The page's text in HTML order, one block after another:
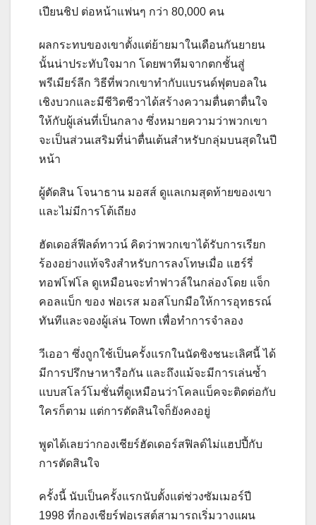
เปียนชิป ต่อหน้าแฟนๆ กว่า 80,000 คน
ผลกระทบของเขาตั้งแต่ย้ายมาในเดือนกันยายน
นั้นน่าประทับใจมาก โดยพาทีมจากตกชั้นสู่
พรีเมียร์ลีก วิธีที่พวกเขาทำกับแบรนด์ฟุตบอลใน
เชิงบวกและมีชีวิตชีวาได้สร้างความตื่นตาตื่นใจ
ให้กับผู้เล่นที่เป็นกลาง ซึ่งหมายความว่าพวกเขา
จะเป็นส่วนเสริมที่น่าตื่นเต้นสำหรับกลุ่มบนสุดในปี
หน้า
ผู้ตัดสิน โจนาธาน มอสส์ ดูแลเกมสุดท้ายของเขา
และไม่มีการโต้เถียง
ฮัดเดอส์ฟีลด์ทาวน์ คิดว่าพวกเขาได้รับการเรียก
ร้องอย่างแท้จริงสำหรับการลงโทษเมื่อ แฮร์รี่
ทอฟโฟโล ดูเหมือนจะทำฟาวล์ในกล่องโดย แจ็ก
คอลแบ็ก ของ ฟอเรส มอสโบกมือให้การอุทธรณ์
ทันทีและจองผู้เล่น Town เพื่อทำการจำลอง
วีเออา ซึ่งถูกใช้เป็นครั้งแรกในนัดชิงชนะเลิศนี้ ได้
มีการปรึกษาหารือกัน และถึงแม้จะมีการเล่นซ้ำ
แบบสโลว์โมชั่นที่ดูเหมือนว่าโคลแบ็คจะติดต่อกับ
ใครก็ตาม แต่การตัดสินใจก็ยังคงอยู่
พูดได้เลยว่ากองเชียร์ฮัดเดอร์สฟิลด์ไม่แฮปปี้กับ
การตัดสินใจ
ครั้งนี้ นับเป็นครั้งแรกนับตั้งแต่ช่วงซัมเมอร์ปี
1998 ที่กองเชียร์ฟอเรสต์สามารถเริ่มวางแผน